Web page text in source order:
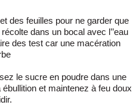
des feuilles pour ne garder que
dans un bocal avec l’’eau
des test car une macération
le sucre en poudre dans une
et maintenez à feu doux